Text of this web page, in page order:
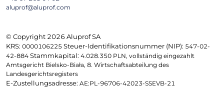
aluprof@aluprof.com
© Copyright 2026 Aluprof SA
KRS: 0000106225 Steuer-Identifikationsnummer (NIP): 547-02-
42-884 Stammkapital: 4.028.350 PLN, vollständig eingezahlt
Amtsgericht Bielsko-Biała, 8. Wirtschaftsabteilung des
Landesgerichtsregisters
E-Zustellungsadresse: AE:PL-96706-42023-SSEVB-21